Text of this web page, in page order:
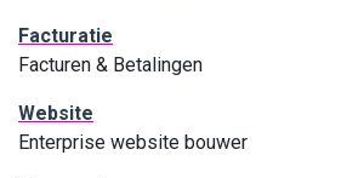
Facturatie
Facturen & Betalingen
Website
Enterprise website bouwer